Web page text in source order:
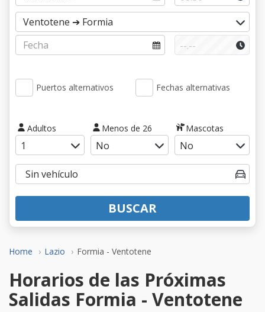
Home Lazio Formia - Ventotene
Puertos alternativos Fechas alternativas
Adultos Menos de 26 Mascotas
BUSCAR
Horarios de las Próximas
Salidas Formia - Ventotene